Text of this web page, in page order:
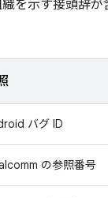
を示す接頭辞が
バグ ID
の参照番号